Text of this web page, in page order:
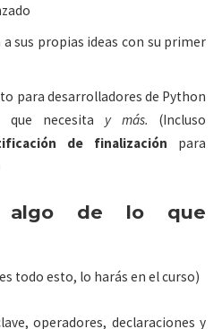
sus propias ideas con su primer
para desarrolladores de Python
que necesita y más. (Incluso
de finalización para
algo de lo que
todo esto, lo harás en el curso)
operadores, declaraciones y